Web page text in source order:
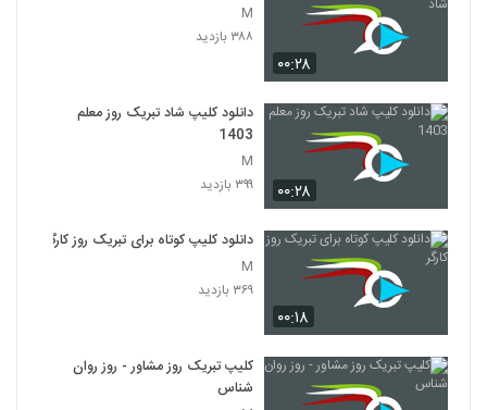
۰۰:۲۸
M
۳۸۸ بازدید
۰۰:۲۸
دانلود کلیپ شاد تبریک روز معلم
1403
M
۳۹۹ بازدید
۰۰:۱۸
دانلود کلیپ کوتاه برای تبریک روز کارگر
M
۳۶۹ بازدید
کلیپ تبریک روز مشاور - روز روان
شناس